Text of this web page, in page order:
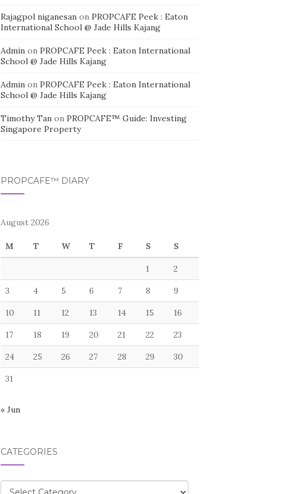
Rajagpol niganesanon PROPCAFE Peek : Eaton
International School @ Jade Hills Kajang
Adminon PROPCAFE Peek : Eaton International
School @ Jade Hills Kajang
Adminon PROPCAFE Peek : Eaton International
School @ Jade Hills Kajang
Timothy Tanon PROPCAFE™ Guide: Investing
Singapore Property
PROPCAFE™ DIARY
August 2026
M T W T F S S
1 2
3 4 5 6 7 8 9
10 11 12 13 14 15 16
17 18 19 20 21 22 23
24 25 26 27 28 29 30
31
« Jun
CATEGORIES
Categories